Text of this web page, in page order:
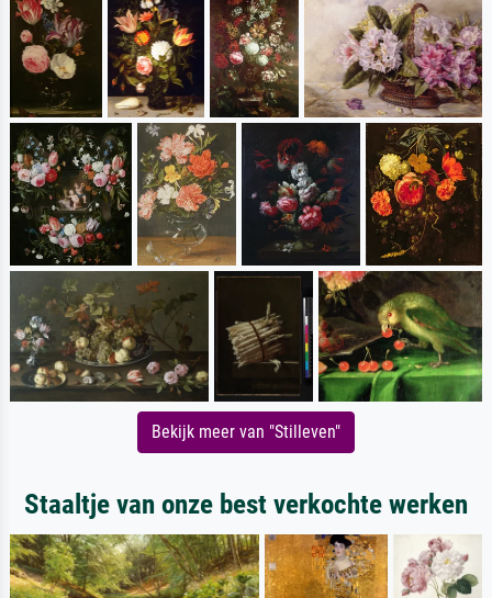
Bekijk meer van "Stilleven"
Staaltje van onze best verkochte werken